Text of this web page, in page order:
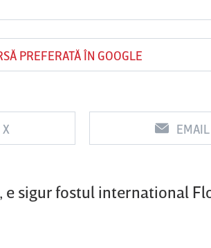
PREFERATĂ ÎN GOOGLE
X EMAIL
e sigur fostul international
UTA Arad
0
Vs
Rapid
0